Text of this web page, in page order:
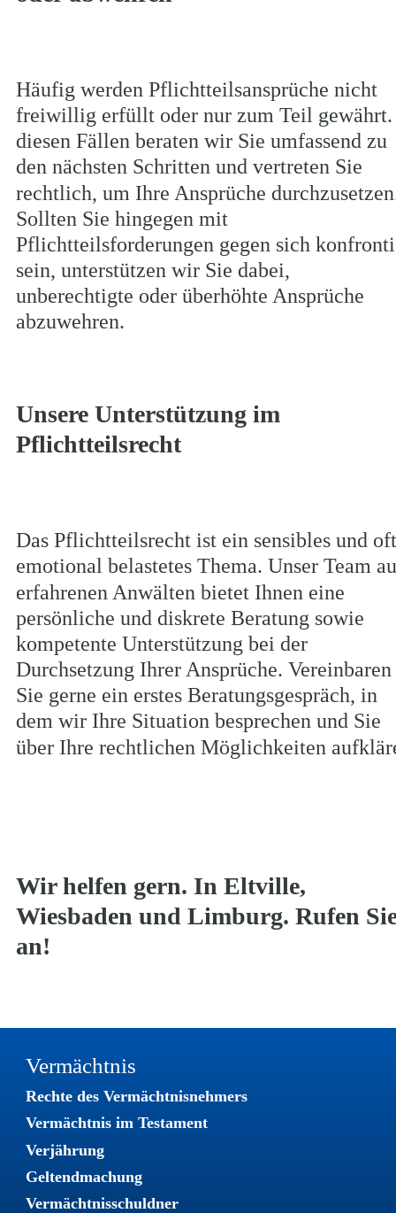
Vermächtnis
Rechte des Vermächtnisnehmers
Vermächtnis im Testament
Verjährung
Geltendmachung
Vermächtnisschuldner
Häufig werden Pflichtteilsansprüche nicht
freiwillig erfüllt oder nur zum Teil
diesen Fällen beraten wir Sie umfassend zu
den nächsten Schritten und vertreten Sie
rechtlich, um Ihre Ansprüche
Sollten Sie hingegen mit
Pflichtteilsforderungen gegen sich
sein, unterstützen wir Sie dabei,
unberechtigte oder überhöhte Ansprüche
abzuwehren.
Unsere Unterstützung im
Pflichtteilsrecht
Das Pflichtteilsrecht ist ein sensibles und
emotional belastetes Thema. Unser Team
erfahrenen Anwälten bietet Ihnen eine
persönliche und diskrete Beratung sowie
kompetente Unterstützung bei der
Durchsetzung Ihrer Ansprüche. Vereinbaren
Sie gerne ein erstes Beratungsgespräch, in
dem wir Ihre Situation besprechen und Sie
über Ihre rechtlichen Möglichkeiten
Wir helfen gern. In Eltville,
Wiesbaden und Limburg. Rufen
an!